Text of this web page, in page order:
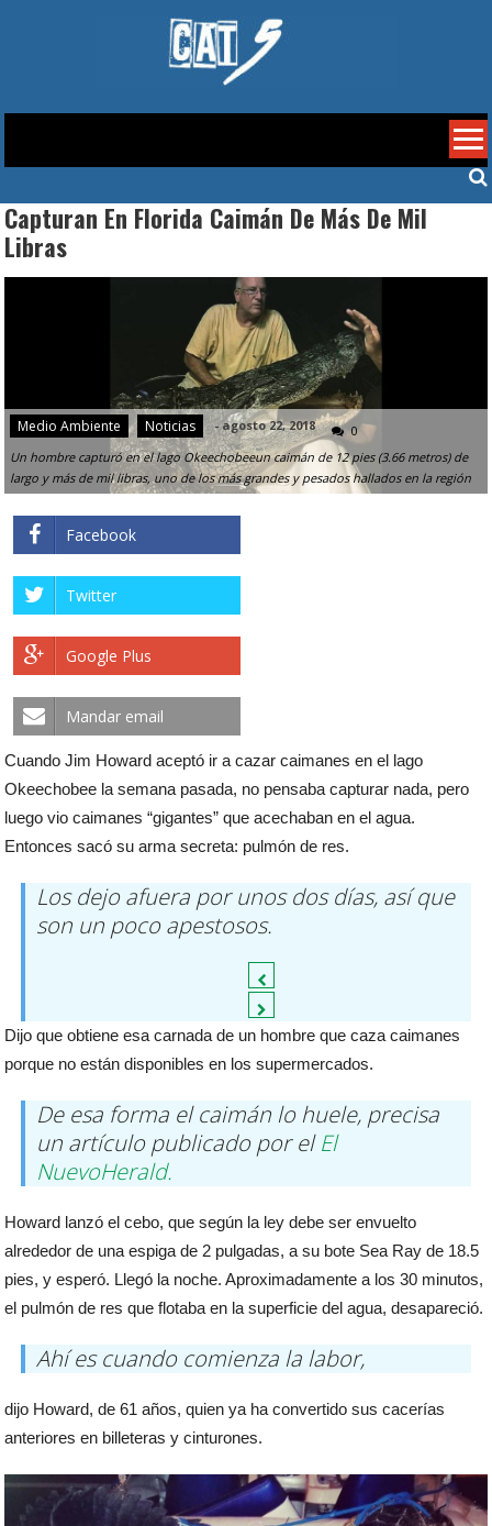
Cat 5
Capturan En Florida Caimán De Más De Mil
Libras
Medio Ambiente Noticias -agosto 22, 2018
0
Un hombre capturó en el lago Okeechobeeun caimán de 12 pies (3.66 metros) de
largo y más de mil libras, uno de los más grandes y pesados hallados en la región
Facebook
Twitter
Google Plus
Mandar email
Cuando Jim Howard aceptó ir a cazar caimanes en el lago
Okeechobee la semana pasada, no pensaba capturar nada, pero
luego vio caimanes “gigantes” que acechaban en el agua.
Entonces sacó su arma secreta: pulmón de res.
Los dejo afuera por unos dos días, así que
son un poco apestosos.
Dijo que obtiene esa carnada de un hombre que caza caimanes
porque no están disponibles en los supermercados.
De esa forma el caimán lo huele, precisa
un artículo publicado por elEl
NuevoHerald.
Howard lanzó el cebo, que según la ley debe ser envuelto
alrededor de una espiga de 2 pulgadas, a su bote Sea Ray de 18.5
pies, y esperó. Llegó la noche. Aproximadamente a los 30 minutos,
el pulmón de res que flotaba en la superficie del agua, desapareció.
Ahí es cuando comienza la labor,
dijo Howard, de 61 años, quien ya ha convertido sus cacerías
anteriores en billeteras y cinturones.